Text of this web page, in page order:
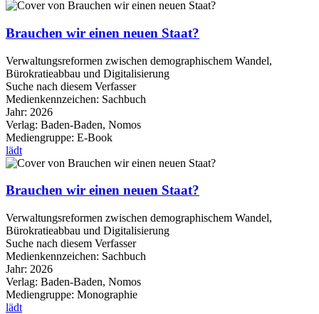
Brauchen wir einen neuen Staat?
Verwaltungsreformen zwischen demographischem Wandel,
Bürokratieabbau und Digitalisierung
Suche nach diesem Verfasser
Medienkennzeichen: Sachbuch
Jahr: 2026
Verlag: Baden-Baden, Nomos
Mediengruppe: E-Book
lädt
Brauchen wir einen neuen Staat?
Verwaltungsreformen zwischen demographischem Wandel,
Bürokratieabbau und Digitalisierung
Suche nach diesem Verfasser
Medienkennzeichen: Sachbuch
Jahr: 2026
Verlag: Baden-Baden, Nomos
Mediengruppe: Monographie
lädt